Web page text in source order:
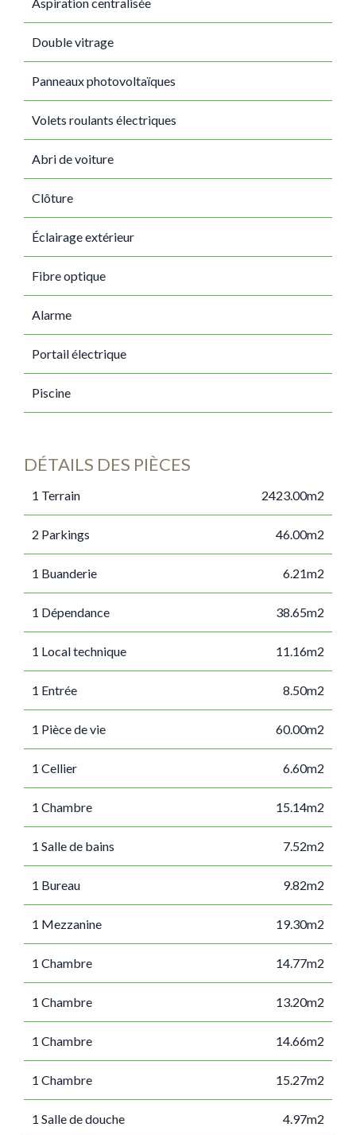
Double vitrage
Panneaux photovoltaïques
Volets roulants électriques
Abri de voiture
Clôture
Éclairage extérieur
Fibre optique
Alarme
Portail électrique
Piscine
DÉTAILS DES PIÈCES
1 Terrain 2423.00m2
2 Parkings 46.00m2
1 Buanderie 6.21m2
1 Dépendance 38.65m2
1 Local technique 11.16m2
1 Entrée 8.50m2
1 Pièce de vie 60.00m2
1 Cellier 6.60m2
1 Chambre 15.14m2
1 Salle de bains 7.52m2
1 Bureau 9.82m2
1 Mezzanine 19.30m2
1 Chambre 14.77m2
1 Chambre 13.20m2
1 Chambre 14.66m2
1 Chambre 15.27m2
1 Salle de douche 4.97m2